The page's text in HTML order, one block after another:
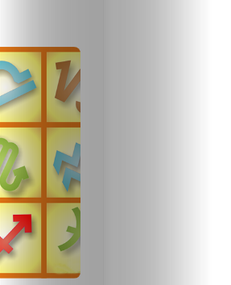
Таблоид
Новини
Search